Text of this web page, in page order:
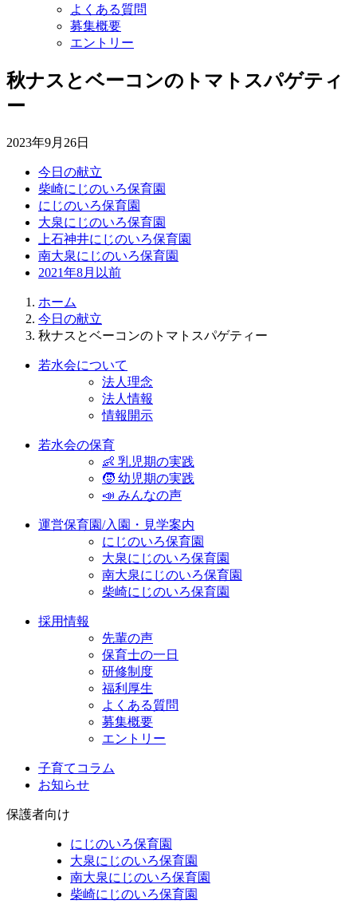
よくある質問
募集概要
エントリー
秋ナスとベーコンのトマトスパゲティ
ー
2023年9月26日
今日の献立
柴崎にじのいろ保育園
にじのいろ保育園
大泉にじのいろ保育園
上石神井にじのいろ保育園
南大泉にじのいろ保育園
2021年8月以前
ホーム
今日の献立
秋ナスとベーコンのトマトスパゲティー
若水会について
法人理念
法人情報
情報開示
若水会の保育
👶 乳児期の実践
🧒 幼児期の実践
📣 みんなの声
運営保育園/入園・見学案内
にじのいろ保育園
大泉にじのいろ保育園
南大泉にじのいろ保育園
柴崎にじのいろ保育園
採用情報
先輩の声
保育士の一日
研修制度
福利厚生
よくある質問
募集概要
エントリー
子育てコラム
お知らせ
保護者向け
にじのいろ保育園
大泉にじのいろ保育園
南大泉にじのいろ保育園
柴崎にじのいろ保育園